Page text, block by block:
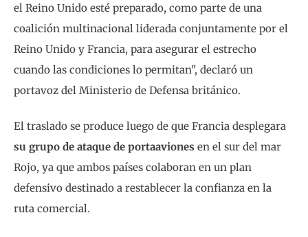
el Reino Unido esté preparado, como parte de una
coalición multinacional liderada conjuntamente por el
Reino Unido y Francia, para asegurar el estrecho
cuando las condiciones lo permitan", declaró un
portavoz del Ministerio de Defensa británico.
El traslado se produce luego de que Francia desplegara
su grupo de ataque de portaaviones en el sur del mar
Rojo, ya que ambos países colaboran en un plan
defensivo destinado a restablecer la confianza en la
ruta comercial.